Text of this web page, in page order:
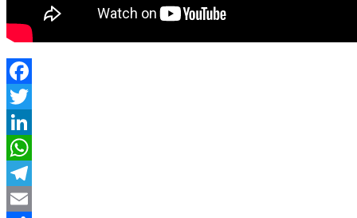
Facebook
Twitter
LinkedIn
WhatsApp
Telegram